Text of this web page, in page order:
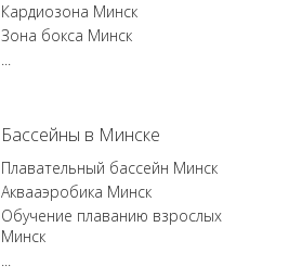
Кардиозона Минск
Зона бокса Минск
...
Бассейны в Минске
Плавательный бассейн Минск
Аквааэробика Минск
Обучение плаванию взрослых
Минск
...